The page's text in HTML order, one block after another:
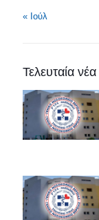
« Ιούλ
Τελευταία νέα